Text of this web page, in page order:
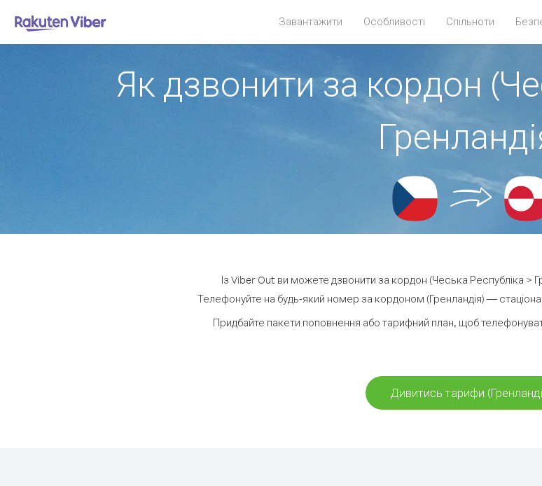
Завантажити Особливості Спільноти
Як дзвонити за кордон
Із Viber Out ви можете дзвонити за кордон (Чеська Республіка >
Телефонуйте на будь-який номер за кордоном (Гренландія) —
Придбайте пакети поповнення або тарифний план, щоб
Дивитись тарифи